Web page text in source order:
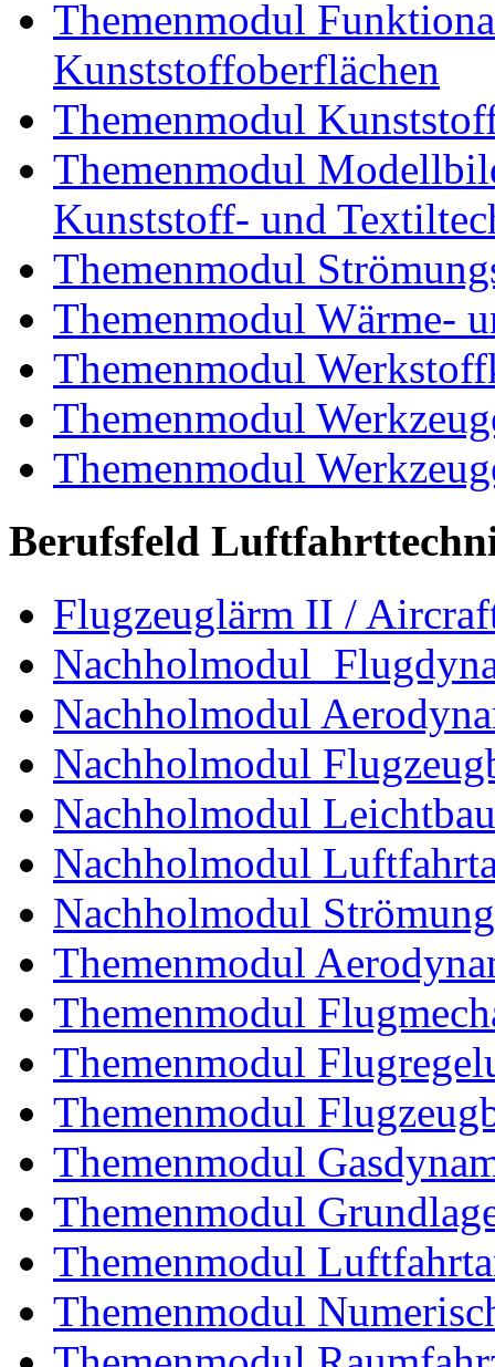
Themenmodul
Kunststoffoberflächen
Themenmodul
Themenmodul
Kunststoff- und
Themenmodul
Themenmodul Wärme-
Themenmodul
Themenmodul
Themenmodul
Berufsfeld
Flugzeuglärm II /
Nachholmodul
Nachholmodul
Nachholmodul
Nachholmodul Leichtbau
Nachholmodul
Nachholmodul
Themenmodul
Themenmodul
Themenmodul
Themenmodul
Themenmodul
Themenmodul
Themenmodul
Themenmodul